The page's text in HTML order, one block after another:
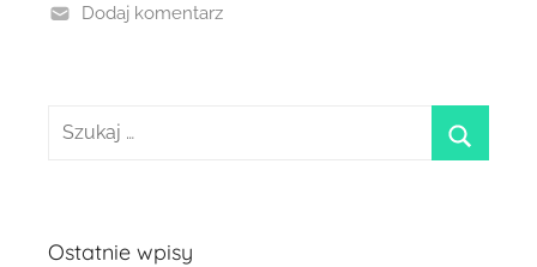
Dodaj komentarz
Szukaj:
Ostatnie wpisy